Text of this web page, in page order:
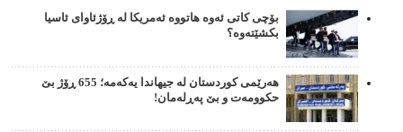
بۆچی کاتی ئەوە هاتووە ئەمریکا لە ڕۆژئاوای ئاسیا
بکشێتەوە؟
هەرێمی کوردستان لە جیهاندا یەکەمە؛ 655 ڕۆژ بێ
حکوومەت و بێ پەڕلەمان!